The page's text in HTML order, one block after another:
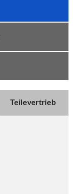
Teilevertrieb